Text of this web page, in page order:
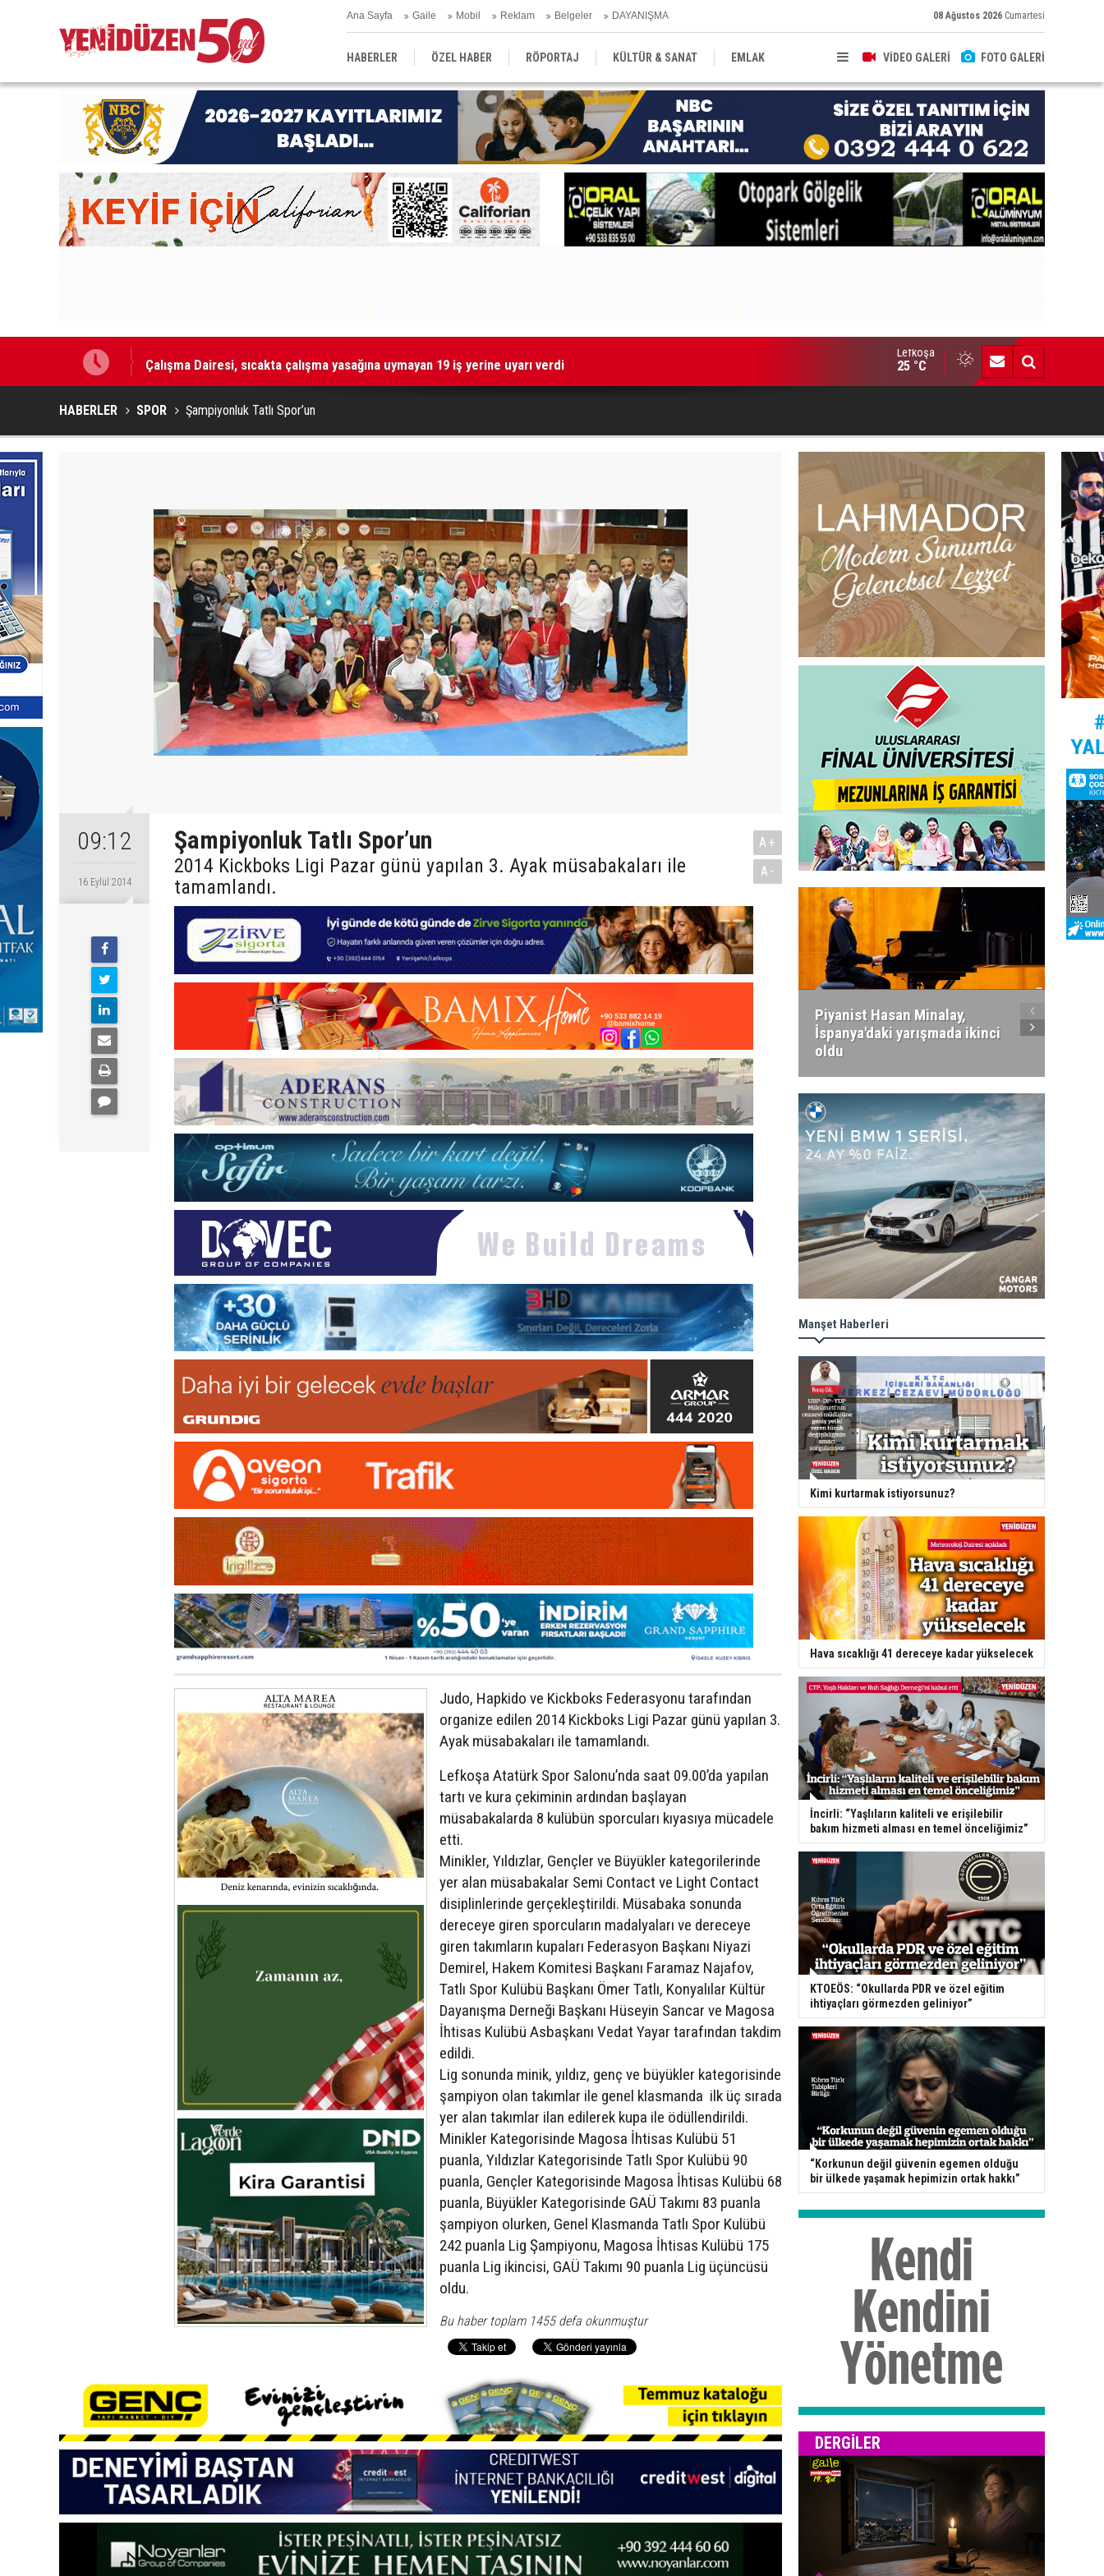
Ana Sayfa Gaile Mobil Reklam Belgeler DAYANIŞMA 08 Ağustos 2026 Cumartesi
VİDEO GALERİ FOTO GALERİ
HABERLER ÖZEL HABER RÖPORTAJ KÜLTÜR & SANAT EMLAK
EĞİTİM YEREL YÖNETİM DERGİLER SEKTÖR
Çalışma Dairesi, sıcakta çalışma yasağına uymayan 19 iş yerine uyarı verdi Grup Ezman’dan Girne’de türkü gecesi
Lefkoşa
25 °C
HABERLER SPOR Şampiyonluk Tatlı Spor’un
09:12
16 Eylül 2014
Şampiyonluk Tatlı Spor’un
2014 Kickboks Ligi Pazar günü yapılan 3. Ayak müsabakaları ile
tamamlandı.
A+
A-
Judo, Hapkido ve Kickboks Federasyonu tarafından
organize edilen 2014 Kickboks Ligi Pazar günü yapılan 3.
Ayak müsabakaları ile tamamlandı.
Lefkoşa Atatürk Spor Salonu’nda saat 09.00’da yapılan
tartı ve kura çekiminin ardından başlayan
müsabakalarda 8 kulübün sporcuları kıyasıya mücadele
etti.
Minikler, Yıldızlar, Gençler ve Büyükler kategorilerinde
yer alan müsabakalar Semi Contact ve Light Contact
disiplinlerinde gerçekleştirildi. Müsabaka sonunda
dereceye giren sporcuların madalyaları ve dereceye
giren takımların kupaları Federasyon Başkanı Niyazi
Demirel, Hakem Komitesi Başkanı Faramaz Najafov,
Tatlı Spor Kulübü Başkanı Ömer Tatlı, Konyalılar Kültür
Dayanışma Derneği Başkanı Hüseyin Sancar ve Magosa
İhtisas Kulübü Asbaşkanı Vedat Yayar tarafından takdim
edildi.
Lig sonunda minik, yıldız, genç ve büyükler kategorisinde
şampiyon olan takımlar ile genel klasmanda ilk üç sırada
yer alan takımlar ilan edilerek kupa ile ödüllendirildi.
Minikler Kategorisinde Magosa İhtisas Kulübü 51
puanla, Yıldızlar Kategorisinde Tatlı Spor Kulübü 90
puanla, Gençler Kategorisinde Magosa İhtisas Kulübü 68
puanla, Büyükler Kategorisinde GAÜ Takımı 83 puanla
şampiyon olurken, Genel Klasmanda Tatlı Spor Kulübü
242 puanla Lig Şampiyonu, Magosa İhtisas Kulübü 175
puanla Lig ikincisi, GAÜ Takımı 90 puanla Lig üçüncüsü
oldu.
Bu haber toplam 1455 defa okunmuştur
Piyanist Hasan Minalay,
İspanya'daki yarışmada ikinci
oldu
Manşet Haberleri
Kimi kurtarmak istiyorsunuz?
Hava sıcaklığı 41 dereceye kadar yükselecek
İncirli: “Yaşlıların kaliteli ve erişilebilir
bakım hizmeti alması en temel önceliğimiz”
KTOEÖS: “Okullarda PDR ve özel eğitim
ihtiyaçları görmezden geliniyor”
“Korkunun değil güvenin egemen olduğu
bir ülkede yaşamak hepimizin ortak hakkı”
DERGILER